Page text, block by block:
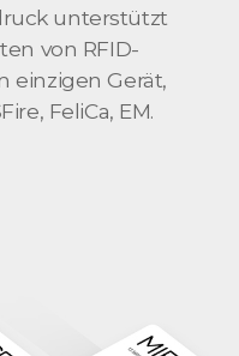
unterstützt
von RFID-
einzigen Gerät,
FeliCa, EM.